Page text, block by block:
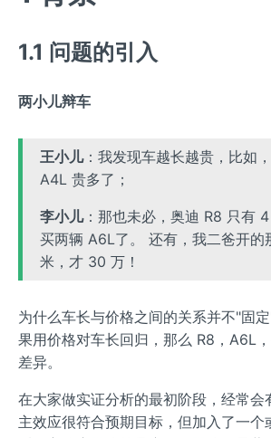
1.1 问题的引入
两小儿辩车
王小儿：我发现车越长越贵，比如
A4L 贵多了；
李小儿：那也未必，奥迪 R8 只有
买两辆 A6L了。 还有，我二爸开的
米，才 30 万！
为什么车长与价格之间的关系并不"固
果用价格对车长回归，那么 R8，A6L
差异。
在大家做实证分析的最初阶段，经常会
主效应很符合预期目标，但加入了一个